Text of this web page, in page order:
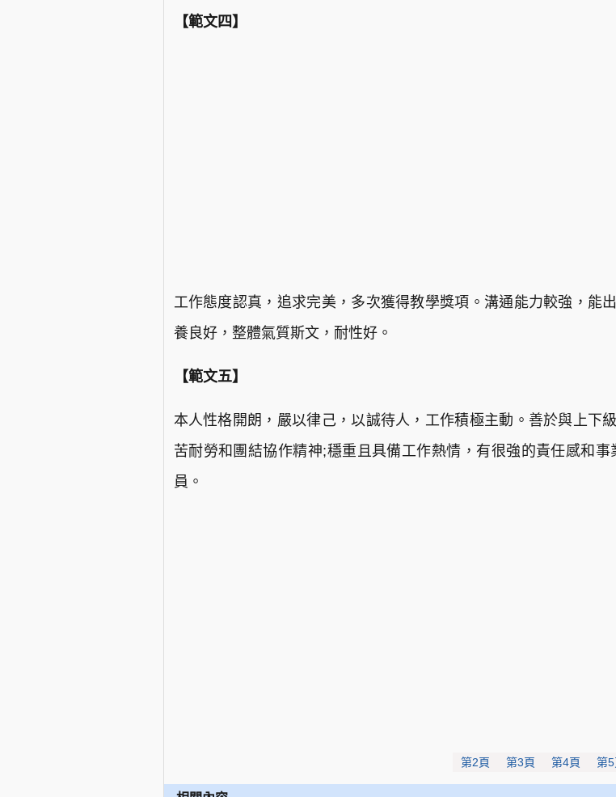
【範文四】
工作態度認真，追求完美，多次獲得教學獎項。溝通能力較強，能
養良好，整體氣質斯文，耐性好。
【範文五】
本人性格開朗，嚴以律己，以誠待人，工作積極主動。善於與上下
苦耐勞和團結協作精神;穩重且具備工作熱情，有很強的責任感和
員。
第2頁 第3頁 第4頁 第